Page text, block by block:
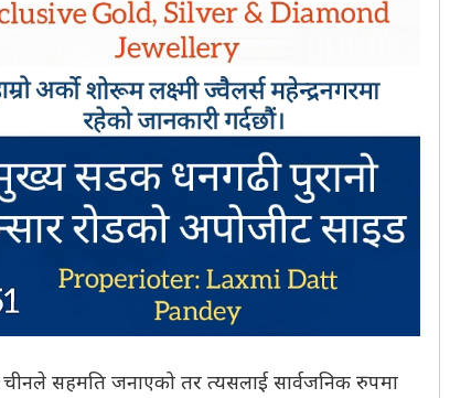
सहमति जनाएको तर त्यसलाई सार्वजनिक रुपमा